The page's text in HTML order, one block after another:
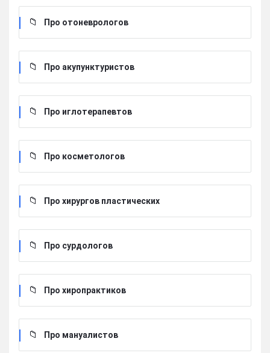
Про отоневрологов
Про акупунктуристов
Про иглотерапевтов
Про косметологов
Про хирургов пластических
Про сурдологов
Про хиропрактиков
Про мануалистов